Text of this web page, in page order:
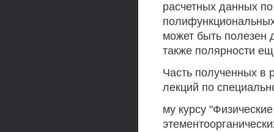
расчетных данных
может быть полезен
также полярности
Часть полученных в
лекций по
му курсу